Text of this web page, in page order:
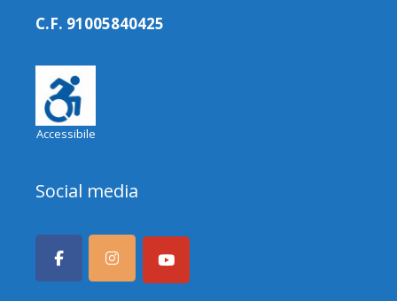
C.F. 91005840425
Accessibile
Social media